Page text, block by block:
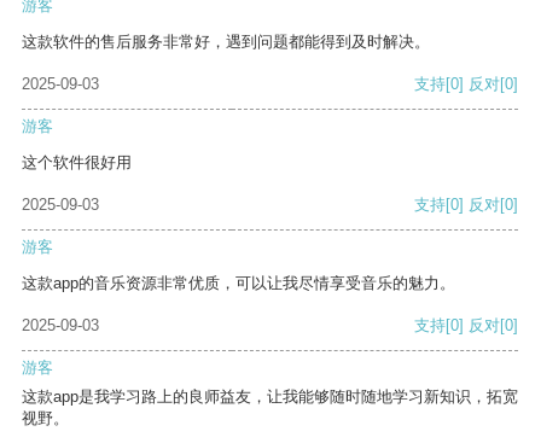
游客
这款软件的售后服务非常好，遇到问题都能得到及时解决。
2025-09-03 支持[0] 反对[0]
游客
这个软件很好用
2025-09-03 支持[0] 反对[0]
游客
这款app的音乐资源非常优质，可以让我尽情享受音乐的魅力。
2025-09-03 支持[0] 反对[0]
游客
这款app是我学习路上的良师益友，让我能够随时随地学习新知识，拓宽
视野。